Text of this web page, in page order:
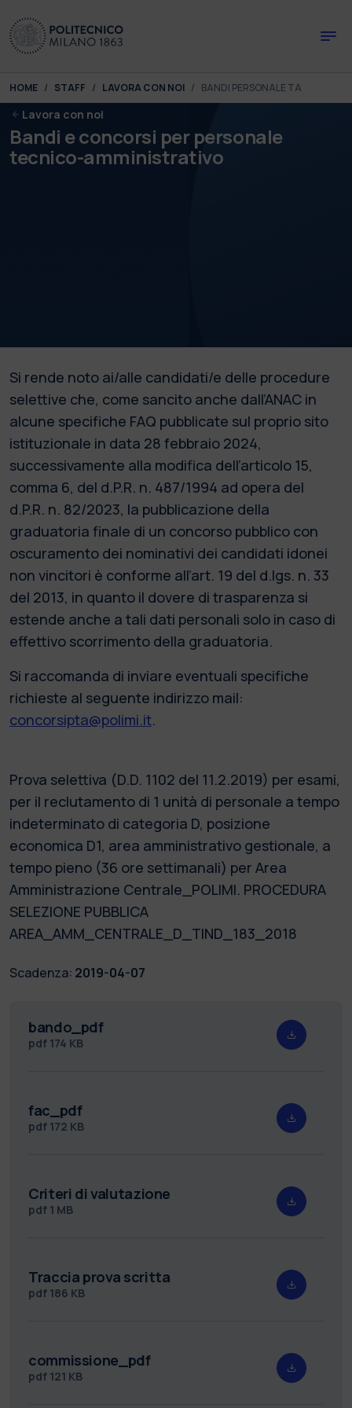
You are here:
HOME STAFF LAVORA CON NOI BANDI PERSONALE TA
Lavora con noi
Bandi e concorsi per personale
tecnico-amministrativo
Si rende noto ai/alle candidati/e delle procedure
selettive che, come sancito anche dall’ANAC in
alcune specifiche FAQ pubblicate sul proprio sito
istituzionale in data 28 febbraio 2024,
successivamente alla modifica dell’articolo 15,
comma 6, del d.P.R. n. 487/1994 ad opera del
d.P.R. n. 82/2023, la pubblicazione della
graduatoria finale di un concorso pubblico con
oscuramento dei nominativi dei candidati idonei
non vincitori è conforme all’art. 19 del d.lgs. n. 33
del 2013, in quanto il dovere di trasparenza si
estende anche a tali dati personali solo in caso di
effettivo scorrimento della graduatoria.
Si raccomanda di inviare eventuali specifiche
richieste al seguente indirizzo mail:
concorsipta@polimi.it.
Prova selettiva (D.D. 1102 del 11.2.2019) per esami,
per il reclutamento di 1 unità di personale a tempo
indeterminato di categoria D, posizione
economica D1, area amministrativo gestionale, a
tempo pieno (36 ore settimanali) per Area
Amministrazione Centrale_POLIMI. PROCEDURA
SELEZIONE PUBBLICA
AREA_AMM_CENTRALE_D_TIND_183_2018
Scadenza: 2019-04-07
bando_pdf
pdf 174 KB
fac_pdf
pdf 172 KB
Criteri di valutazione
pdf 1 MB
Traccia prova scritta
pdf 186 KB
commissione_pdf
pdf 121 KB